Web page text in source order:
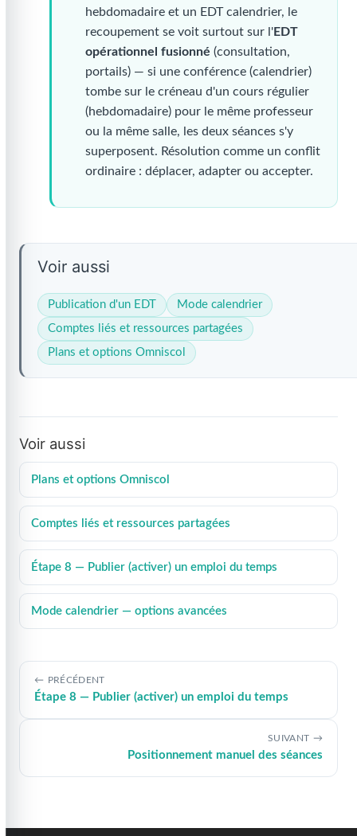
hebdomadaire et un EDT calendrier, le
recoupement se voit surtout sur l'EDT
opérationnel fusionné (consultation,
portails) — si une conférence (calendrier)
tombe sur le créneau d'un cours régulier
(hebdomadaire) pour le même professeur
ou la même salle, les deux séances s'y
superposent. Résolution comme un conflit
ordinaire : déplacer, adapter ou accepter.
Voir aussi
Publication d'un EDT
Mode calendrier
Comptes liés et ressources partagées
Plans et options Omniscol
Voir aussi
Plans et options Omniscol
Comptes liés et ressources partagées
Étape 8 — Publier (activer) un emploi du temps
Mode calendrier — options avancées
PRÉCÉDENT
Étape 8 — Publier (activer) un emploi du temps
SUIVANT
Positionnement manuel des séances